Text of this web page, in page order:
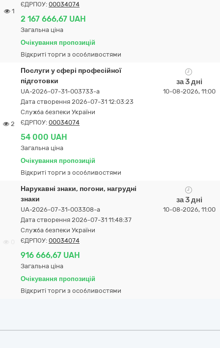
1
ЄДРПОУ: 00034074
2 167 666,67 UAH
Загальна ціна
Очікування пропозицій
Відкриті торги з особливостями
2
Послуги у сфері професійної
підготовки
UA-2026-07-31-003733-a
Дата створення 2026-07-31 12:03:23
Служба безпеки України
ЄДРПОУ: 00034074
54 000 UAH
Загальна ціна
Очікування пропозицій
Відкриті торги з особливостями
за 3 дні
10-08-2026, 11:00
Нарукавні знаки, погони, нагрудні
знаки
UA-2026-07-31-003308-a
Дата створення 2026-07-31 11:48:37
Служба безпеки України
ЄДРПОУ: 00034074
916 666,67 UAH
Загальна ціна
Очікування пропозицій
Відкриті торги з особливостями
за 3 дні
10-08-2026, 11:00